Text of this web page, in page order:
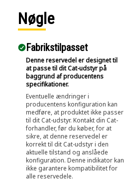
Nøgle
Fabrikstilpasset
Denne reservedel er designet til
at passe til dit Cat-udstyr på
baggrund af producentens
specifikationer.
Eventuelle ændringer i
producentens konfiguration kan
medføre, at produktet ikke passer
til dit Cat-udstyr. Kontakt din Cat-
forhandler, før du køber, for at
sikre, at denne reservedel er
korrekt til dit Cat-udstyr i den
aktuelle tilstand og anslåede
konfiguration. Denne indikator kan
ikke garantere kompatibilitet for
alle reservedele.